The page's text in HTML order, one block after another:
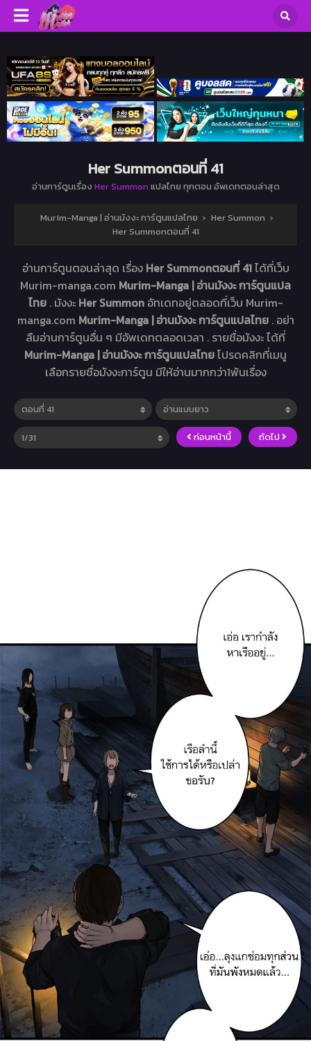
Her Summonตอนที่ 41
อ่านการ์ตูนเรื่อง Her Summon แปลไทย ทุกตอน อัพเดทตอนล่าสุด
Murim-Manga | อ่านมังงะ การ์ตูนแปลไทย › Her Summon ›
Her Summonตอนที่ 41
อ่านการ์ตูนตอนล่าสุด เรื่อง Her Summonตอนที่ 41ได้ที่เว็บ
Murim-manga.com Murim-Manga | อ่านมังงะ การ์ตูนแปล
ไทย . มังงะ Her Summon อัทเดทอยู่ตลอดที่เว็บ Murim-
manga.com Murim-Manga | อ่านมังงะ การ์ตูนแปลไทย . อย่า
ลืมอ่านการ์ตูนอื่น ๆ มีอัพเดทตลอดเวลา . รายชื่อมังงะ ได้ที่
Murim-Manga | อ่านมังงะ การ์ตูนแปลไทยโปรดคลิกที่เมนู
เลือกรายชื่อมังงะการ์ตูน มีให้อ่านมากกว่า1พันเรื่อง
ก่อนหน้านี้ ถัดไป